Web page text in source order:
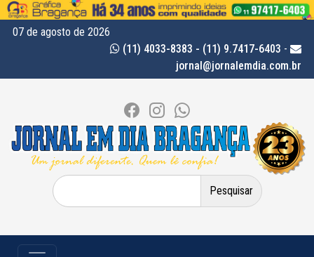
07 de agosto de 2026
(11) 4033-8383 - (11) 9.7417-6403 -
jornal@jornalemdia.com.br
Pesquisar
por: